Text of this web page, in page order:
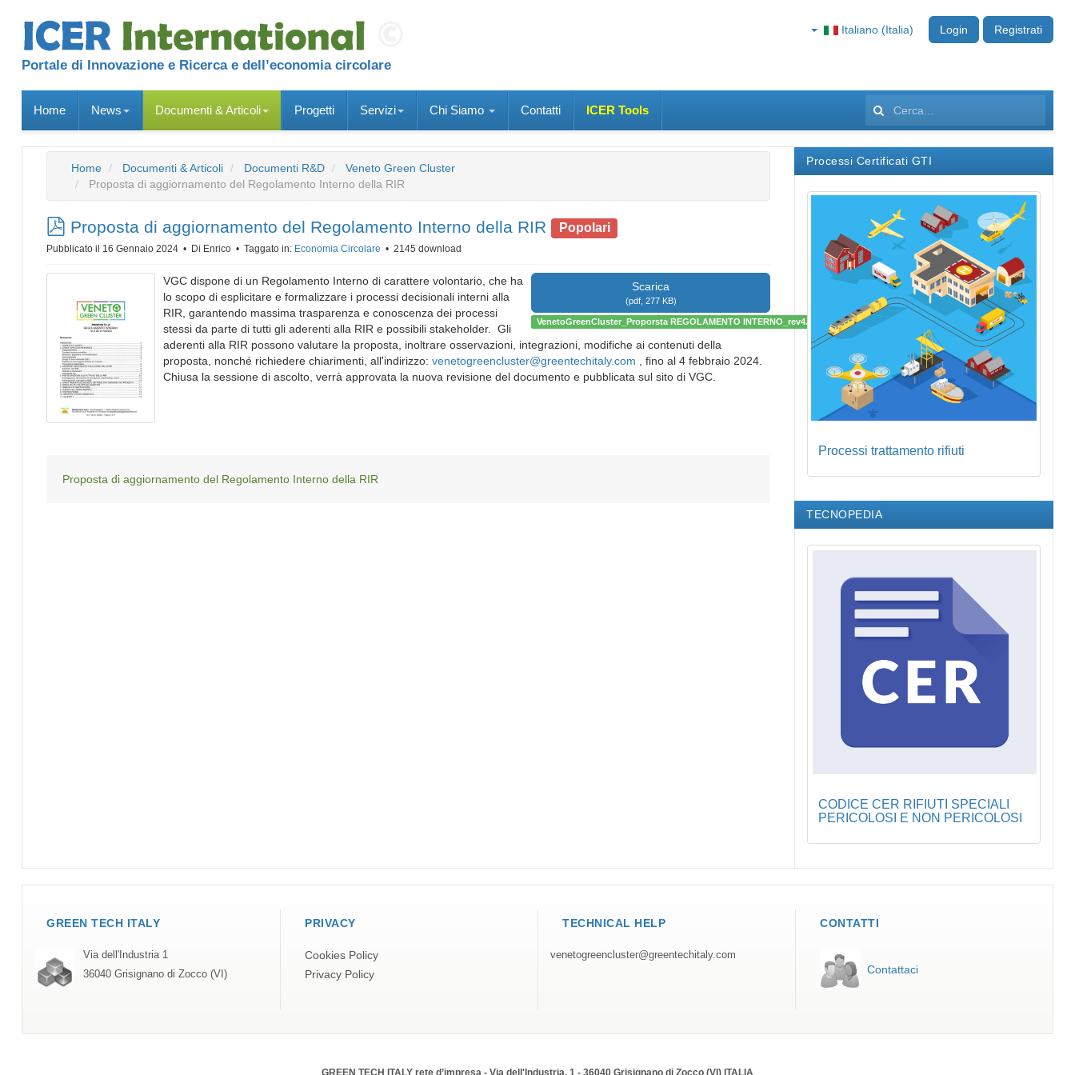
Portale di Innovazione e Ricerca e dell’economia circolare
Registrati
Login
Italiano (Italia)
Home News Documenti & Articoli Progetti Servizi Chi Siamo Contatti ICER Tools Cerca...
Home Documenti & Articoli Documenti R&D
Veneto Green Cluster
Proposta di aggiornamento del Regolamento Interno della RIR
pdf
Proposta di aggiornamento del Regolamento Interno della RIR Popolari
Pubblicato il 16 Gennaio 2024 Di Enrico Taggato in: Economia Circolare 2145 download
Scarica
(pdf, 277 KB)
VenetoGreenCluster_Proporsta REGOLAMENTO INTERNO_rev4.pdf
VGC dispone di un Regolamento Interno di carattere volontario, che ha
lo scopo di esplicitare e formalizzare i processi decisionali interni alla
RIR, garantendo massima trasparenza e conoscenza dei processi
stessi da parte di tutti gli aderenti alla RIR e possibili stakeholder. Gli
aderenti alla RIR possono valutare la proposta, inoltrare osservazioni, integrazioni, modifiche ai contenuti della
proposta, nonché richiedere chiarimenti, all'indirizzo: venetogreencluster@greentechitaly.com , fino al 4 febbraio 2024.
Chiusa la sessione di ascolto, verrà approvata la nuova revisione del documento e pubblicata sul sito di VGC.
Proposta di aggiornamento del Regolamento Interno della RIR
Processi Certificati GTI
Processi trattamento rifiuti
TECNOPEDIA
CODICE CER RIFIUTI SPECIALI
PERICOLOSI E NON PERICOLOSI
GREEN TECH ITALY
Via dell'Industria 1
36040 Grisignano di Zocco (VI)
PRIVACY
Cookies Policy
Privacy Policy
TECHNICAL HELP
venetogreencluster@greentechitaly.com
CONTATTI
Contattaci
GREEN TECH ITALY rete d’impresa - Via dell'Industria, 1 - 36040 Grisignano di Zocco (VI) ITALIA